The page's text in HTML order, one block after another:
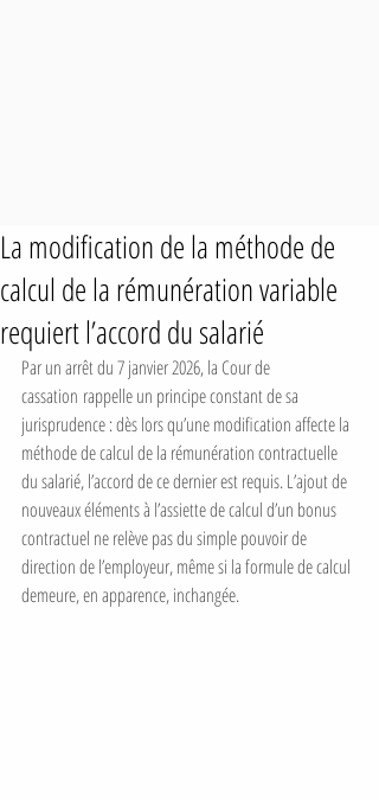
La modification de la méthode de
calcul de la rémunération variable
requiert l’accord du salarié
Par un arrêt du 7 janvier 2026, la Cour de
cassation rappelle un principe constant de sa
jurisprudence : dès lors qu’une modification affecte la
méthode de calcul de la rémunération contractuelle
du salarié, l’accord de ce dernier est requis. L’ajout de
nouveaux éléments à l’assiette de calcul d’un bonus
contractuel ne relève pas du simple pouvoir de
direction de l’employeur, même si la formule de calcul
demeure, en apparence, inchangée.